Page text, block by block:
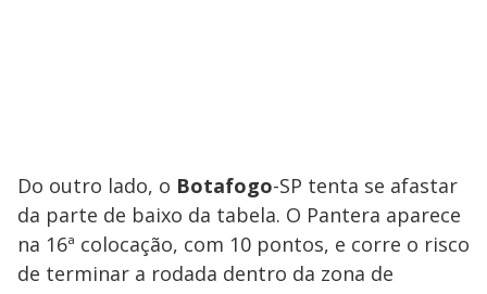
Do outro lado, o Botafogo-SP tenta se afastar
da parte de baixo da tabela. O Pantera aparece
na 16ª colocação, com 10 pontos, e corre o risco
de terminar a rodada dentro da zona de